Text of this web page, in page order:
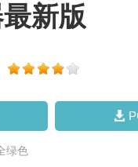
新版
绿色